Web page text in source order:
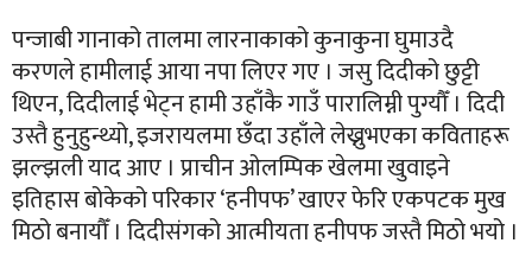
पन्जाबी गानाको तालमा लारनाकाको कुनाकुना घुमाउदै
करणले हामीलाई आया नपा लिएर गए । जसु दिदीको छुट्टी
थिएन, दिदीलाई भेट्न हामी उहाँकै गाउँ पारालिम्नी पुग्यौँ । दिदी
उस्तै हुनुहुन्थ्यो, इजरायलमा छँदा उहाँले लेख्नुभएका कविताहरू
झल्झली याद आए । प्राचीन ओलम्पिक खेलमा खुवाइने
इतिहास बोकेको परिकार ‘हनीपफ’ खाएर फेरि एकपटक मुख
मिठो बनायौँ । दिदीसंगको आत्मीयता हनीपफ जस्तै मिठो भयो ।